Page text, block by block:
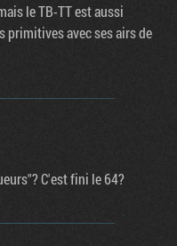
le TB-TT est aussi
primitives avec ses airs de
C'est fini le 64?